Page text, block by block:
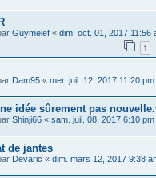
Guymelef « dim. oct. 01, 2017 11:56
1
Dam95 « mer. juil. 12, 2017 11:20 pm
idée sûrement pas
Shinji66 « sam. juil. 08, 2017 6:10 pm
de jantes
Devaric « dim. mars 12, 2017 9:38